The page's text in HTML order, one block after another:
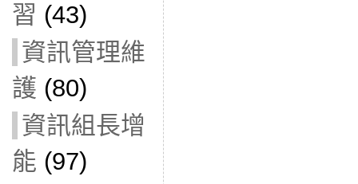
習 (43)
資訊管理維
護 (80)
資訊組長增
能 (97)